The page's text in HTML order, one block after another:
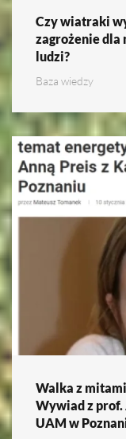
Czy wiatraki
zagrożenie dla
ludzi?
Baza wiedzy
Walka z
Wywiad z
UAM w